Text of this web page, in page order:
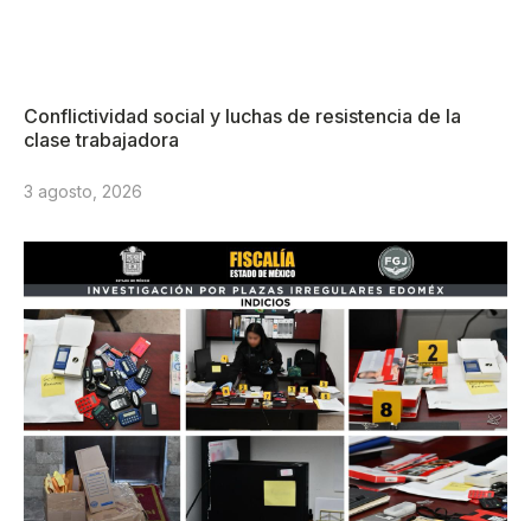
Conflictividad social y luchas de resistencia de la
clase trabajadora
3 agosto, 2026